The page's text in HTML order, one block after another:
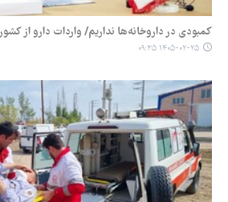
کمبودی در داروخانه‌ها نداریم/ واردات دارو از
۱۴۰۵-۰۲-۲۵ ۰۹:۳۵